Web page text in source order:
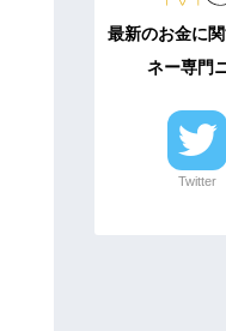
最新のお金に
ネー専門
Twitter